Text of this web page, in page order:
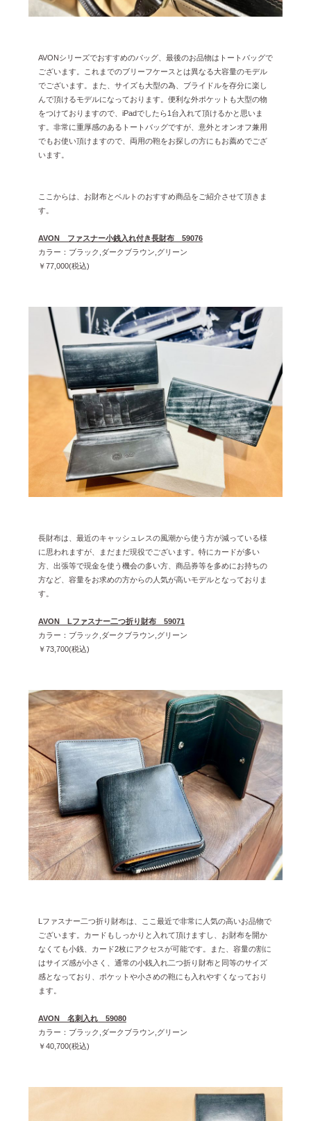
AVONシリーズでおすすめのバッグ、最後のお品物はトートバッグで
ございます。これまでのブリーフケースとは異なる大容量のモデル
でございます。また、サイズも大型の為、ブライドルを存分に楽し
んで頂けるモデルになっております。便利な外ポケットも大型の物
をつけておりますので、iPadでしたら1台入れて頂けるかと思いま
す。非常に重厚感のあるトートバッグですが、意外とオンオフ兼用
でもお使い頂けますので、両用の鞄をお探しの方にもお薦めでござ
います。
ここからは、お財布とベルトのおすすめ商品をご紹介させて頂きま
す。
AVON ファスナー小銭入れ付き長財布 59076
カラー：ブラック,ダークブラウン,グリーン
￥77,000(税込)
長財布は、最近のキャッシュレスの風潮から使う方が減っている様
に思われますが、まだまだ現役でございます。特にカードが多い
方、出張等で現金を使う機会の多い方、商品券等を多めにお持ちの
方など、容量をお求めの方からの人気が高いモデルとなっておりま
す。
AVON Lファスナー二つ折り財布 59071
カラー：ブラック,ダークブラウン,グリーン
￥73,700(税込)
Lファスナー二つ折り財布は、ここ最近で非常に人気の高いお品物で
ございます。カードもしっかりと入れて頂けますし、お財布を開か
なくても小銭、カード2枚にアクセスが可能です。また、容量の割に
はサイズ感が小さく、通常の小銭入れ二つ折り財布と同等のサイズ
感となっており、ポケットや小さめの鞄にも入れやすくなっており
ます。
AVON 名刺入れ 59080
カラー：ブラック,ダークブラウン,グリーン
￥40,700(税込)